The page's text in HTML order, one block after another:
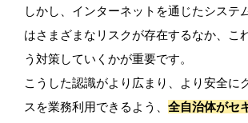
しかし、インターネットを通じたシステ
はさまざまなリスクが存在するなか、こ
う対策していくかが重要です。
こうした認識がより広まり、より安全に
スを業務利用できるよう、 全自治体がセ